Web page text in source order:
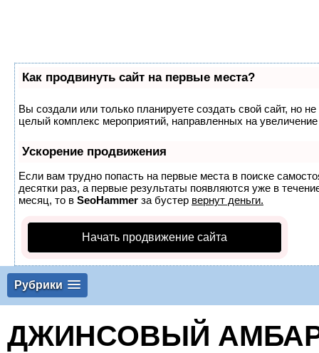
Как продвинуть сайт на первые места?
Вы создали или только планируете создать свой сайт, но
целый комплекс мероприятий, направленных на
Ускорение продвижения
Если вам трудно попасть на первые места в поиске
десятки раз, а первые результаты появляются уже в
месяц, то в SeoHammer за бустер вернут деньги.
Начать продвижение сайта
Рубрики
ДЖИНСОВЫЙ АМБАР